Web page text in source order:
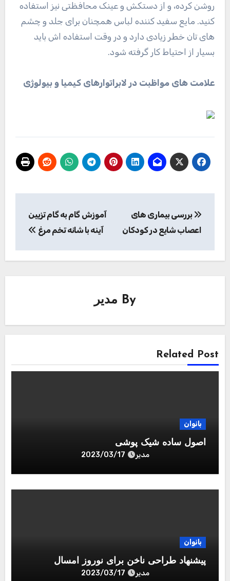
روشن کرده، و از دستکش و عینک محافظتی نیز استفاده
کنید. مایع سفید کننده لباس همچنان برای جلد و چشم
های تان خطر زیادی دارد و در وقت استفاده اش باید
بسیار از احتیاط کار گرفته شود.
علامت های مواظبت در لابراتوارهای کیمیا و بیولوژی
نوشته
بررسی بیماری های
اعصاب شایع در کودکان
آموزش گام به گام تزیین
آینه با شانه تخم مرغ
By مدیر
Related Post
بانوان
اصول ساده شیک پوشی
مدیر 2023/03/17
بانوان
پیشنهاد طراحی ناخن برای نوروز امسال
مدیر 2023/03/17